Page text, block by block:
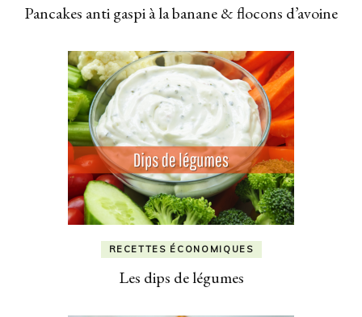
Pancakes anti gaspi à la banane & flocons d’avoine
RECETTES ÉCONOMIQUES
Les dips de légumes